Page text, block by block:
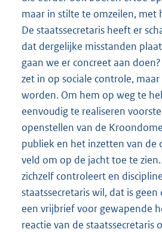
maar in stilte te omzeilen, met
De staatssecretaris heeft er
dat dergelijke misstanden
gaan we er concreet aan
zet in op sociale controle,
worden. Om hem op weg te
eenvoudig te realiseren
openstellen van de
publiek en het inzetten van
veld om op de jacht toe te
zichzelf controleert en
staatssecretaris wil, dat is
een vrijbrief voor gewapende
reactie van de staatssecretaris